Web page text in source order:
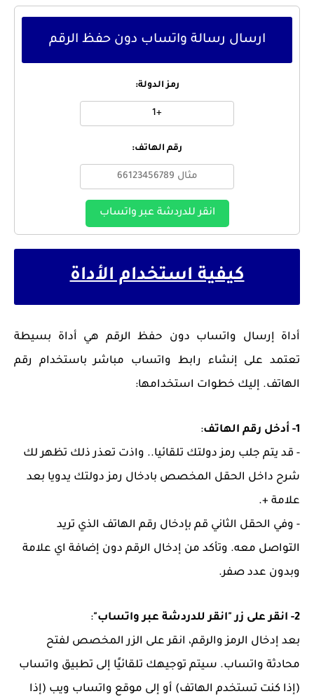
ارسال رسالة واتساب دون حفظ الرقم
رمز الدولة:
رقم الهاتف:
انقر للدردشة عبر واتساب
كيفية استخدام الأداة
أداة إرسال واتساب دون حفظ الرقم هي أداة بسيطة
تعتمد على إنشاء رابط واتساب مباشر باستخدام رقم
الهاتف. إليك خطوات استخدامها:
1- أدخل رقم الهاتف
:
- قد يتم جلب رمز دولتك تلقائيا.. واذت تعذر ذلك تظهر لك
شرح داخل الحقل المخصص بادخال رمز دولتك يدويا بعد
علامة +.
- وفي الحقل الثاني قم بإدخال رقم الهاتف الذي تريد
التواصل معه. وتأكد من إدخال الرقم دون إضافة اي علامة
وبدون عدد صفر.
2- انقر على زر "انقر للدردشة عبر واتساب"
:
بعد إدخال الرمز والرقم، انقر على الزر المخصص لفتح
محادثة واتساب. سيتم توجيهك تلقائيًا إلى تطبيق واتساب
(إذا كنت تستخدم الهاتف) أو إلى موقع واتساب ويب (إذا